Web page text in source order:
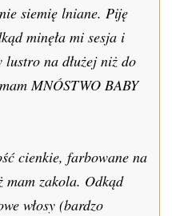
siemię lniane. Piję
minęła mi sesja i
lustro na dłużej niż do
MNÓSTWO BABY
cienkie, farbowane na
mam zakola. Odkąd
włosy (bardzo